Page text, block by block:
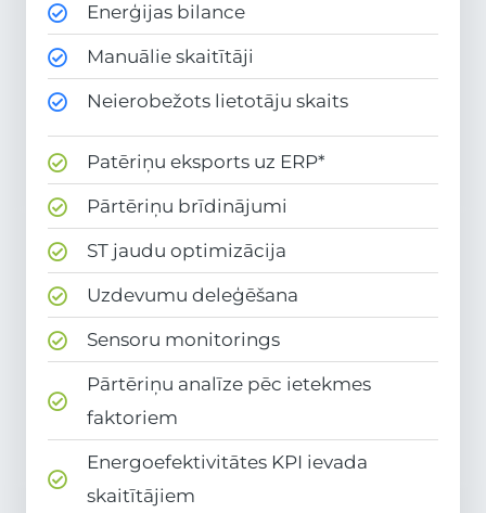
Enerģijas bilance
Manuālie skaitītāji
Neierobežots lietotāju skaits
Patēriņu eksports uz ERP*
Pārtēriņu brīdinājumi
ST jaudu optimizācija
Uzdevumu deleģēšana
Sensoru monitorings
Pārtēriņu analīze pēc ietekmes
faktoriem
Energoefektivitātes KPI ievada
skaitītājiem